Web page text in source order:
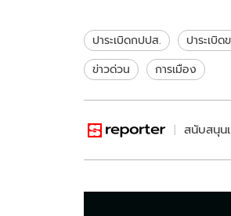
สื่อประเด็นนี้
ปาระเบิดกปปส. ปาระเบิ
ข่าวด่วน
การเมือง
สนับสนุน